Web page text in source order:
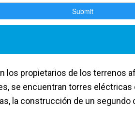
los propietarios de los terrenos
se encuentran torres
la construcción de un